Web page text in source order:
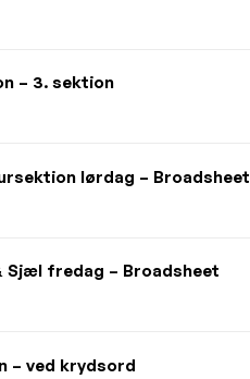
– 3. sektion
lørdag – Broadsheet
Sjæl fredag – Broadsheet
– ved krydsord